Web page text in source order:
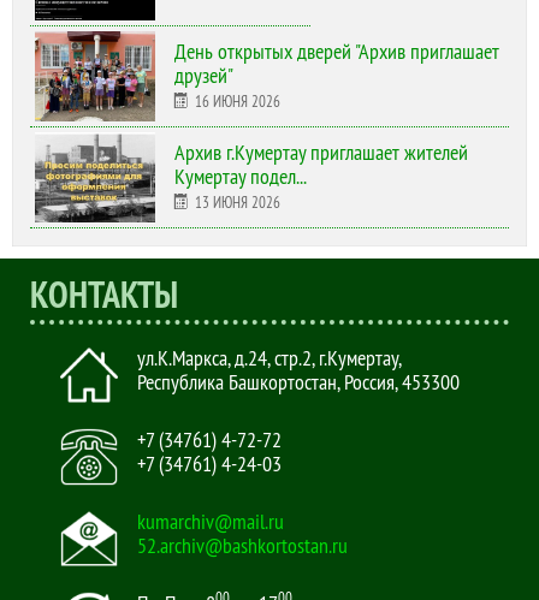
День открытых дверей "Архив приглашает
друзей"
16 ИЮНЯ 2026
Архив г.Кумертау приглашает жителей
Кумертау подел...
13 ИЮНЯ 2026
КОНТАКТЫ
ул.К.Маркса, д.24, стр.2,г.Кумертау,
Республика Башкортостан, Россия,453300
+7 (34761) 4-72-72
+7 (34761) 4-24-03
kumarchiv@mail.ru
52.archiv@bashkortostan.ru